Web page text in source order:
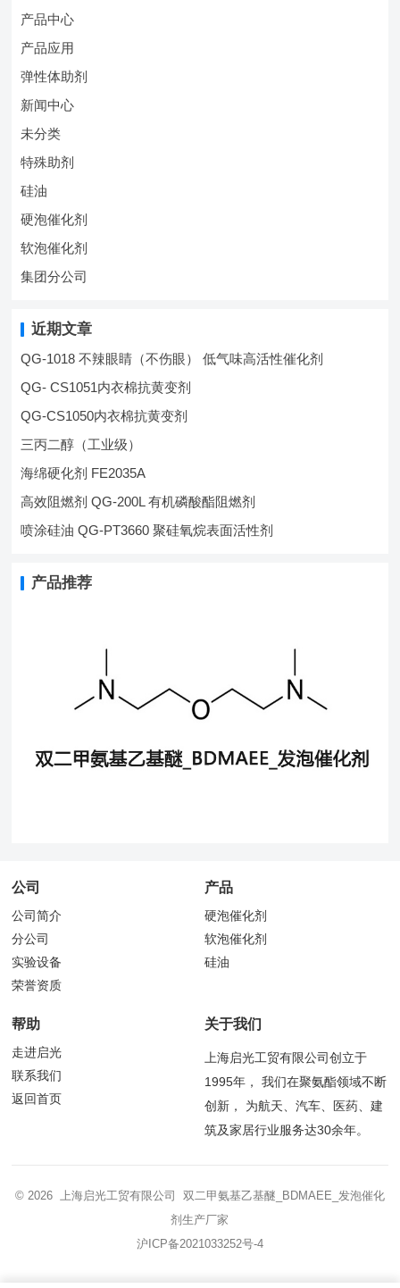
产品中心
产品应用
弹性体助剂
新闻中心
未分类
特殊助剂
硅油
硬泡催化剂
软泡催化剂
集团分公司
近期文章
QG-1018 不辣眼睛（不伤眼） 低气味高活性催化剂
QG- CS1051内衣棉抗黄变剂
QG-CS1050内衣棉抗黄变剂
三丙二醇（工业级）
海绵硬化剂 FE2035A
高效阻燃剂 QG-200L 有机磷酸酯阻燃剂
喷涂硅油 QG-PT3660 聚硅氧烷表面活性剂
产品推荐
公司
公司简介
分公司
实验设备
荣誉资质
产品
硬泡催化剂
软泡催化剂
硅油
帮助
走进启光
联系我们
返回首页
关于我们
上海启光工贸有限公司创立于
1995年， 我们在聚氨酯领域不断
创新， 为航天、汽车、医药、建
筑及家居行业服务达30余年。
© 2026 上海启光工贸有限公司 双二甲氨基乙基醚_BDMAEE_发泡催化
剂生产厂家
沪ICP备2021033252号-4